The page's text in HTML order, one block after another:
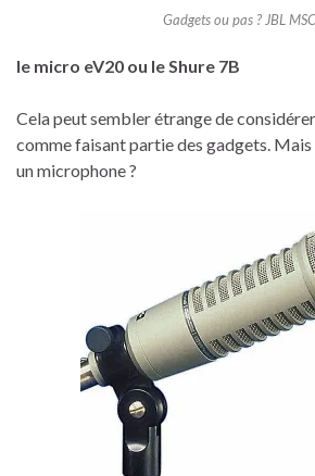
Gadgets ou pas ? JBL
le micro eV20 ou le Shure 7B
Cela peut sembler étrange de
comme faisant partie des gadgets. Mais
un microphone ?